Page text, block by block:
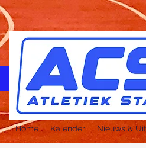
Home Kalender Nieuws &